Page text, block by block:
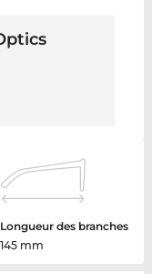
Longueur des branches
145 mm